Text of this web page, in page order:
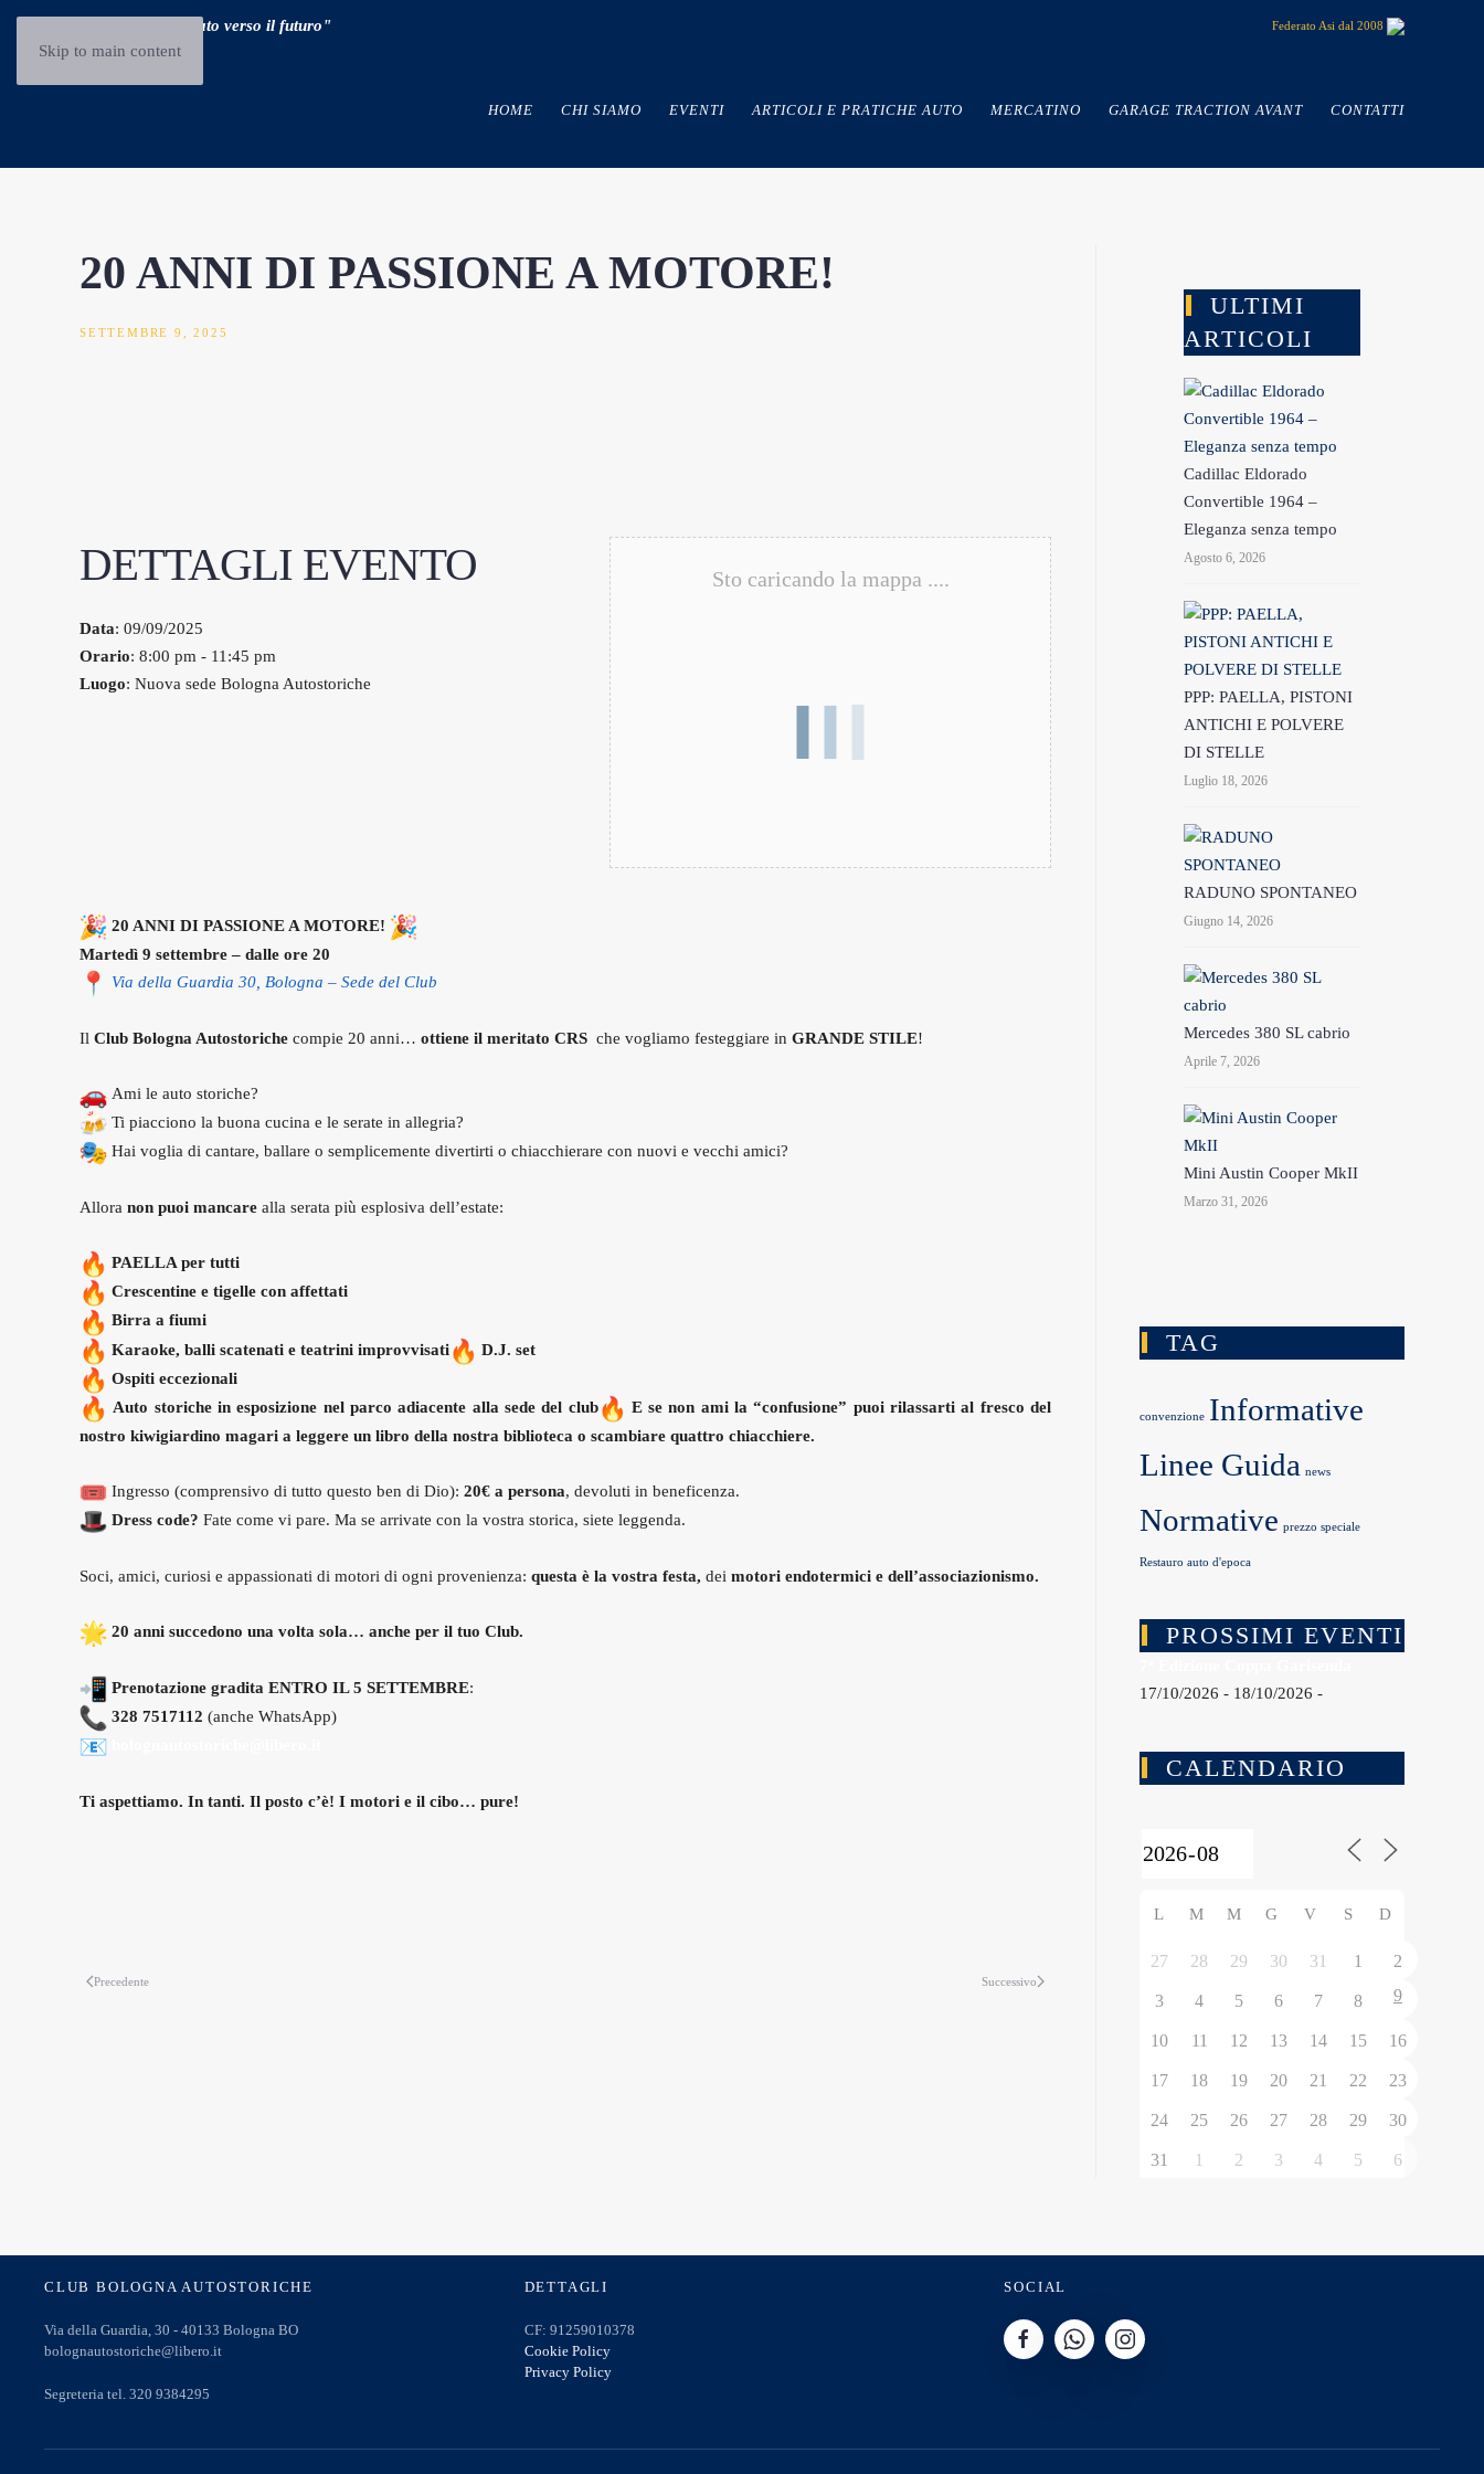
Skip to main content
"Guidare il passato verso il futuro" Federato Asi dal 2008
HOME CHI SIAMO EVENTI ARTICOLI E PRATICHE AUTO MERCATINO GARAGE TRACTION AVANT CONTATTI
20 ANNI DI PASSIONE A MOTORE!
SETTEMBRE 9, 2025
Sto caricando la mappa ....
DETTAGLI EVENTO
Data: 09/09/2025
Orario: 8:00 pm - 11:45 pm
Luogo: Nuova sede Bologna Autostoriche
20 ANNI DI PASSIONE A MOTORE!
Martedì 9 settembre – dalle ore 20
Via della Guardia 30, Bologna – Sede del Club
Il Club Bologna Autostoriche compie 20 anni… ottiene il meritato CRS che vogliamo festeggiare in GRANDE STILE!
Ami le auto storiche?
Ti piacciono la buona cucina e le serate in allegria?
Hai voglia di cantare, ballare o semplicemente divertirti o chiacchierare con nuovi e vecchi amici?
Allora non puoi mancare alla serata più esplosiva dell’estate:
PAELLA per tutti
Crescentine e tigelle con affettati
Birra a fiumi
Karaoke, balli scatenati e teatrini improvvisati
D.J. set
Ospiti eccezionali
Auto storiche in esposizione nel parco adiacente alla sede del club
E se non ami la “confusione” puoi rilassarti al fresco del
nostro kiwigiardino magari a leggere un libro della nostra biblioteca o scambiare quattro chiacchiere.
Ingresso (comprensivo di tutto questo ben di Dio): 20€ a persona, devoluti in beneficenza.
Dress code? Fate come vi pare. Ma se arrivate con la vostra storica, siete leggenda.
Soci, amici, curiosi e appassionati di motori di ogni provenienza: questa è la vostra festa, dei motori endotermici e dell’associazionismo.
20 anni succedono una volta sola… anche per il tuo Club.
Prenotazione gradita ENTRO IL 5 SETTEMBRE:
328 7517112 (anche WhatsApp)
Ti aspettiamo. In tanti. Il posto c’è! I motori e il cibo… pure!
Precedente Successivo
ULTIMI
ARTICOLI
Cadillac Eldorado
Convertible 1964 –
Eleganza senza tempo
Agosto 6, 2026
PPP: PAELLA, PISTONI
ANTICHI E POLVERE
DI STELLE
Luglio 18, 2026
RADUNO SPONTANEO
Giugno 14, 2026
Mercedes 380 SL cabrio
Aprile 7, 2026
Mini Austin Cooper MkII
Marzo 31, 2026
TAG
convenzione Informative
Linee Guida news
Normative prezzo speciale
Restauro auto d'epoca
PROSSIMI EVENTI
17/10/2026 - 18/10/2026 -
CALENDARIO
L M M G V S D
27 28 29 30 31 1 2
3 4 5 6 7 8 9
10 11 12 13 14 15 16
17 18 19 20 21 22 23
24 25 26 27 28 29 30
31 1 2 3 4 5 6
CLUB BOLOGNA AUTOSTORICHE
Via della Guardia, 30 - 40133 Bologna BO
bolognautostoriche@libero.it
Segreteria tel. 320 9384295
DETTAGLI
CF: 91259010378
Cookie Policy
Privacy Policy
SOCIAL